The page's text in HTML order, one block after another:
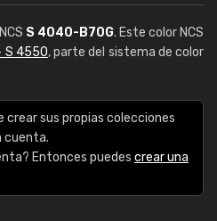
S 4040-B70G. Este color NCS
S 4550, parte del sistema de color
crear sus propias colecciones
cuenta.
Entonces puedes crear una